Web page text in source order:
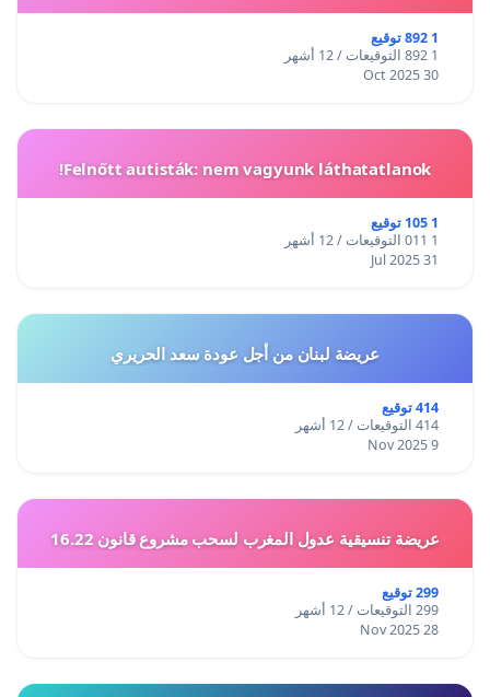
1 892 توقيع
1 892 التوقيعات / 12 أشهر
30 Oct 2025
Felnőtt autisták: nem vagyunk láthatatlanok!
1 105 توقيع
1 011 التوقيعات / 12 أشهر
31 Jul 2025
عريضة لبنان من أجل عودة سعد الحريري
414 توقيع
414 التوقيعات / 12 أشهر
9 Nov 2025
عريضة تنسيقية عدول المغرب لسحب مشروع قانون 16.22
299 توقيع
299 التوقيعات / 12 أشهر
28 Nov 2025